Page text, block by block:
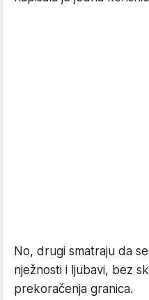
No, drugi smatraju da
nježnosti i ljubavi, bez
prekoračenja granica.